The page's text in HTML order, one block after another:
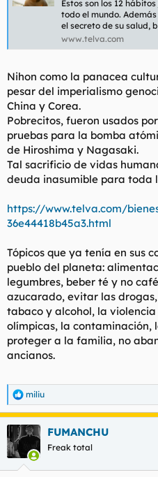
Estos son los 12
todo el mundo.
el secreto de su salud,
www.telva.com
Nihon como la panacea
pesar del imperialismo
China y Corea.
Pobrecitos, fueron usados
pruebas para la bomba
de Hiroshima y Nagasaki.
Tal sacrificio de vidas
deuda inasumible para toda
https://www.telva.com/
36e44418b45a3.html
Tópicos que ya tenía en sus
pueblo del planeta:
legumbres, beber té y no
azucarado, evitar las
tabaco y alcohol, la
olímpicas, la contaminación,
proteger a la familia, no
ancianos.
R
e
a
c
c
i
miliu
FUMANCHU
Freak total